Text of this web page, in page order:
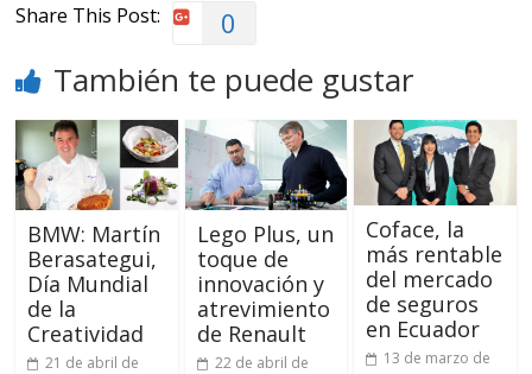
Share This Post: 0
También te puede gustar
BMW: Martín
Berasategui,
Día Mundial
de la
Creatividad
21 de abril de
Lego Plus, un
toque de
innovación y
atrevimiento
de Renault
22 de abril de
Coface, la
más rentable
del mercado
de seguros
en Ecuador
13 de marzo de